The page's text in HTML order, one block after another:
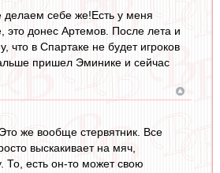
себе же!Есть у меня
это донес Артемов. После лета и
в Спартаке не будет игроков
пришел Эминике и сейчас
же вообще стервятник. Все
выскакивает на мяч,
То, есть он-то может свою